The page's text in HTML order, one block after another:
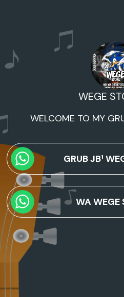
WEGE
WELCOME TO MY
GRUB JB¹
WA WEGE